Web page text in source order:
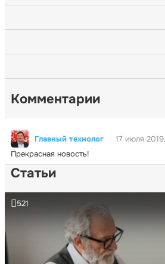
Комментарии
Главный технолог
17 июля
Прекрасная новость!
Статьи
521